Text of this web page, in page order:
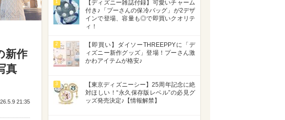
新作
真
21:35
1
【ディズニー雑誌付録】可愛いチャーム
付き♪「プーさんの保冷バッグ」が2デザ
インで登場、容量も◎で即買いクオリテ
ィ！
2
【即買い】ダイソーTHREEPPYに「デ
ィズニー新作グッズ」登場！プーさん激
かわアイテムが格安♪
3
【東京ディズニーシー】25周年記念に絶
対ほしい！“永久保存版レベル”の必見グ
ッズ発売決定♪【情報解禁】